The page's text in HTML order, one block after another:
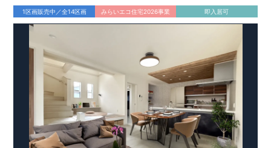
1区画販売中／全14区画 みらいエコ住宅2026事業 即入居可